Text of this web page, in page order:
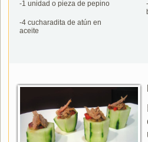
-1 unidad o pieza de pepino -
-4 cucharadita de atún en
aceite